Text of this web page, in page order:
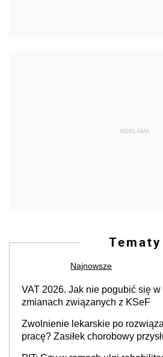
REKLAMA
Tematy
Najnowsze
VAT 2026. Jak nie pogubić się
zmianach związanych z KSeF
Zwolnienie lekarskie po
pracę? Zasiłek chorobowy